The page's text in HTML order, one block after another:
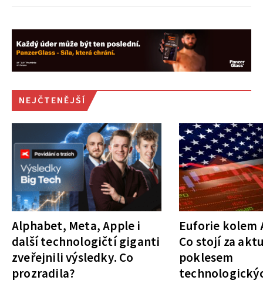
NEJČTENĚJŠÍ
Alphabet, Meta, Apple i
další technologičtí giganti
zveřejnili výsledky. Co
prozradila?
Euforie kolem
Co stojí za
poklesem